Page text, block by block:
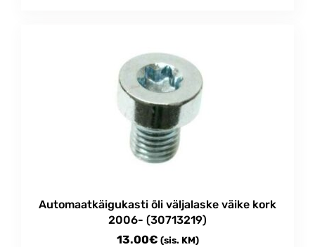
page
Automaatkäigukasti õli väljalaske väike kork
2006- (30713219)
13.00€ (sis. KM)